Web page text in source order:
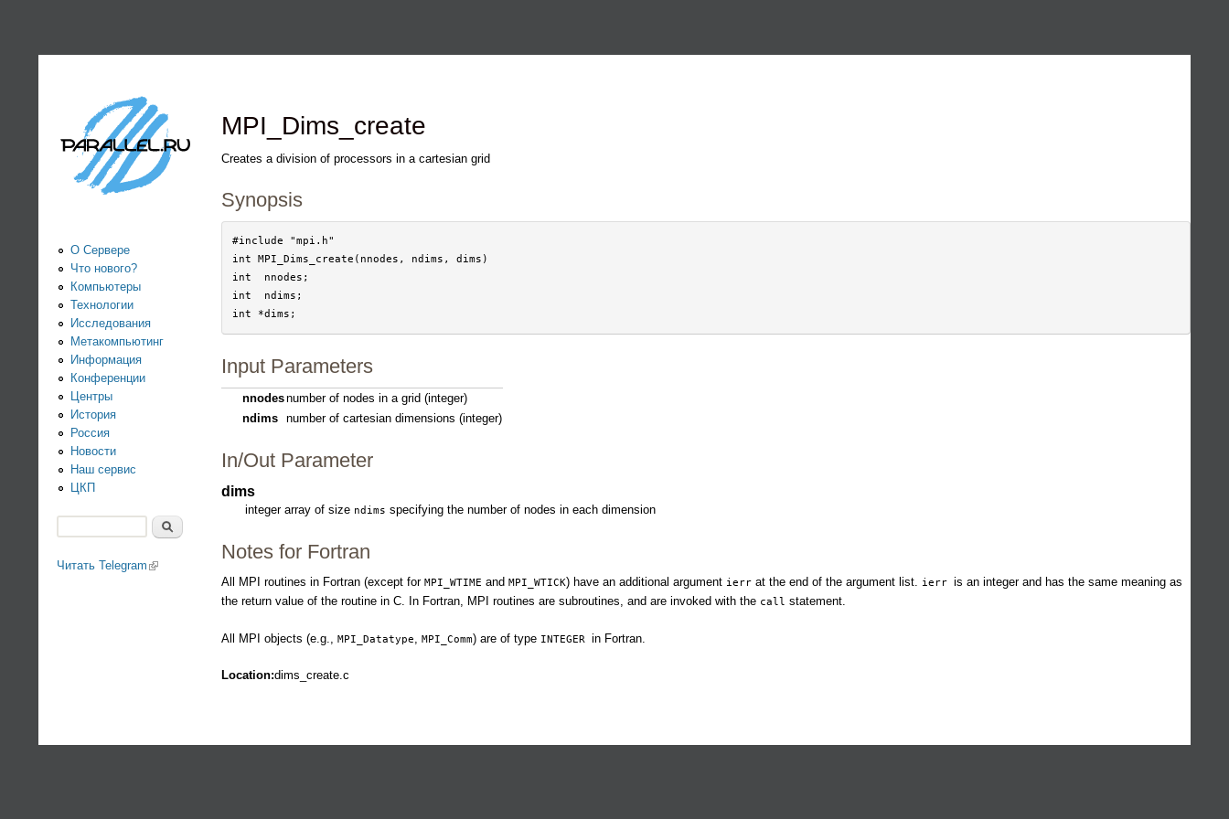
Информационно-
аналитический
центр по
параллельным
вычислениям
MPI_Dims_create
Creates a division of processors in a cartesian grid
Synopsis
#include "mpi.h"
int MPI_Dims_create(nnodes, ndims, dims)
int  nnodes;
int  ndims;
Input Parameters
nnodesnumber of nodes in a grid (integer)
ndims number of cartesian dimensions (integer)
In/Out Parameter
dims
integer array of size ndims specifying the number of nodes in each dimension
Notes for Fortran
All MPI routines in Fortran (except for MPI_WTIME and MPI_WTICK) have an additional argument ierr at the end of the argument list. ierr is an integer and has the same meaning as
the return value of the routine in C. In Fortran, MPI routines are subroutines, and are invoked with the call statement.
All MPI objects (e.g., MPI_Datatype MPI_Comm) are of type INTEGER in Fortran.
Location:dims_create.c
О Сервере
Что нового?
Компьютеры
Технологии
Исследования
Метакомпьютинг
Информация
Конференции
Центры
История
Россия
Новости
Наш сервис
ЦКП
Читать Telegram (link is external)